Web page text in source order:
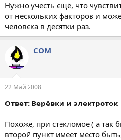
Нужно учесть ещё, что
от нескольких факторов и
человека в десятки раз.
COM
22 Май 2008
Ответ: Верёвки и электроток
Похоже, при стекломое ( а так
второй пункт имеет место